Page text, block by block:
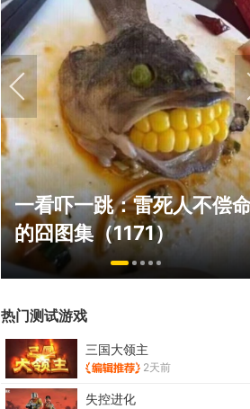
绅士日报：国游泳装皮涩
拉爆了！大雷熟女上演蒙
play
热门测试游戏
三国大领主
2天前
失控进化